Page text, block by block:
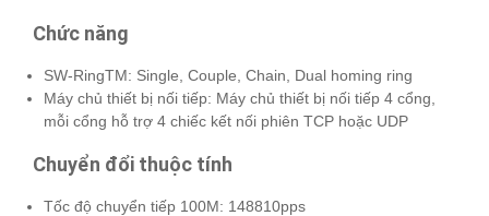
Chức năng
SW-RingTM: Single, Couple, Chain, Dual homing ring
Máy chủ thiết bị nối tiếp: Máy chủ thiết bị nối tiếp 4 cổng,
mỗi cổng hỗ trợ 4 chiếc kết nối phiên TCP hoặc UDP
Chuyển đổi thuộc tính
Tốc độ chuyển tiếp 100M: 148810pps